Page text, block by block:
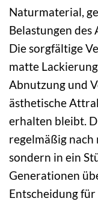
Naturmaterial,
Belastungen des
Die sorgfältige
matte
Abnutzung und
ästhetische
erhalten bleibt.
regelmäßig nach
sondern in ein
Generationen
Entscheidung